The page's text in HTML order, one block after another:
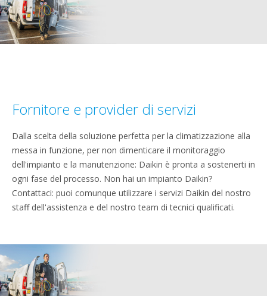
Fornitore e provider di servizi
Dalla scelta della soluzione perfetta per la climatizzazione alla
messa in funzione, per non dimenticare il monitoraggio
dell'impianto e la manutenzione: Daikin è pronta a sostenerti in
ogni fase del processo. Non hai un impianto Daikin?
Contattaci: puoi comunque utilizzare i servizi Daikin del nostro
staff dell'assistenza e del nostro team di tecnici qualificati.